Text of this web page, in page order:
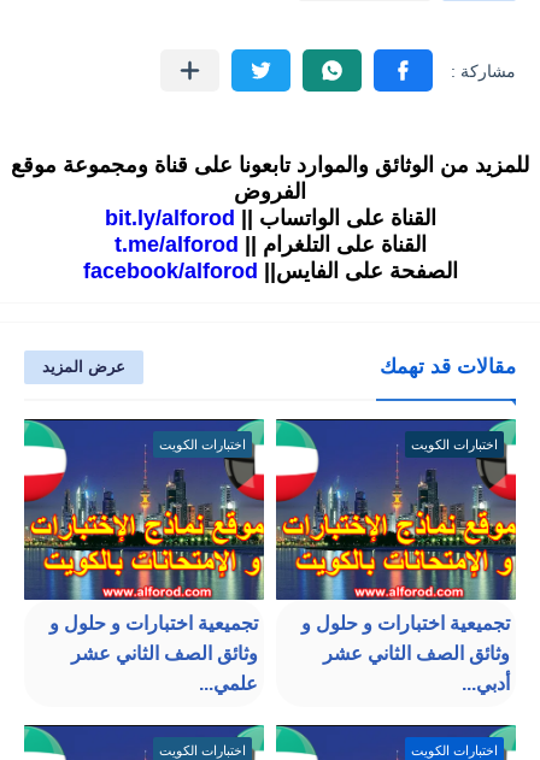
للمزيد من الوثائق والموارد تابعونا على قناة ومجموعة موقع
الفروض
القناة على الواتساب ||
bit.ly/alforod
القناة على التلغرام ||
t.me/alforod
الصفحة على الفايس||
facebook/alforod
مقالات قد تهمك عرض المزيد
اختبارات الكويت
تجميعية اختبارات و حلول و
وثائق الصف الثاني عشر
أدبي...
اختبارات الكويت
تجميعية اختبارات و حلول و
وثائق الصف الثاني عشر
علمي...
اختبارات الكويت اختبارات الكويت